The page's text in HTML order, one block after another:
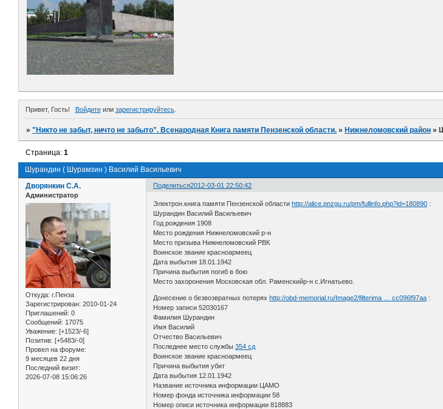
Привет, Гость! Войдитеили зарегистрируйтесь.
»"Никто не забыт, ничто не забыто". Всенародная Книга памяти Пензенской области. » Нижнеломовский район »
Шурандин ( Шурамзин ) Василий Васильевич
Страница:1
Поделиться2012-03-01 22:50:42
Дворянкин С.А.
Администратор
Откуда: г.Пенза
Зарегистрирован: 2010-01-24
Приглашений: 0
Сообщений: 17075
Уважение: [+1523/-6]
Позитив: [+5483/-0]
Провел на форуме:
9 месяцев 22 дня
Последний визит:
2026-07-08 15:06:26
Электрон.книга памяти Пензенской областиhttp://alice.pnzgu.ru/pm/fullinfo.php?id=180890 :
Шурандин Василий Васильевич
Год рождения 1908
Место рождения Нижнеломовский р-н
Место призыва Нижнеломовский РВК
Воинское звание красноармеец
Дата выбытия 18.01.1942
Причина выбытия погиб в бою
Место захоронения Московская обл. Раменскийр-н с.Игнатьево.
Донесение о безвозвратных потеряхhttp://obd-memorial.ru/Image2/filterima … cc096f97aa :
Номер записи 52030167
Фамилия Шурандин
Имя Василий
Отчество Васильевич
Последнее место службы354 сд
Воинское звание красноармеец
Причина выбытия убит
Дата выбытия 12.01.1942
Название источника информации ЦАМО
Номер фонда источника информации 58
Номер описи источника информации 818883